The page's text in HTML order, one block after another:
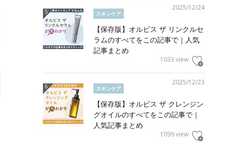
2025/12/24
スキンケア
【保存版】オルビス ザ リンクルセ
ラムのすべてをこの記事で｜人気
記事まとめ
1033 view
2025/12/23
スキンケア
【保存版】オルビス ザ クレンジン
グオイルのすべてをこの記事で｜
人気記事まとめ
1099 view